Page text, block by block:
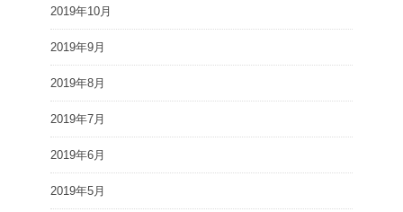
2019年10月
2019年9月
2019年8月
2019年7月
2019年6月
2019年5月